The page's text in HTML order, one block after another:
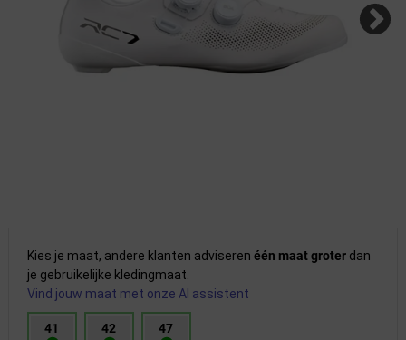
Kies je maat, andere klanten adviseren één maat groterdan
je gebruikelijke kledingmaat.
Vind jouw maat met onze AI assistent
41 42 47